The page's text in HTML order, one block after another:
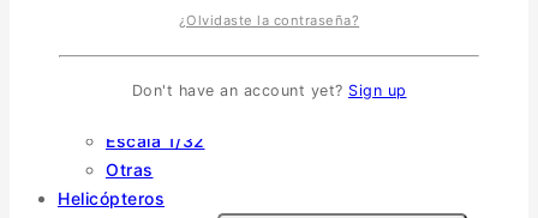
TOGGLE CHILD MENU
Escala 1/72
Escala 1/48
Escala 1/32
Otras
Helicópteros
¿Olvidaste la contraseña?
Don't have an account yet? Sign up